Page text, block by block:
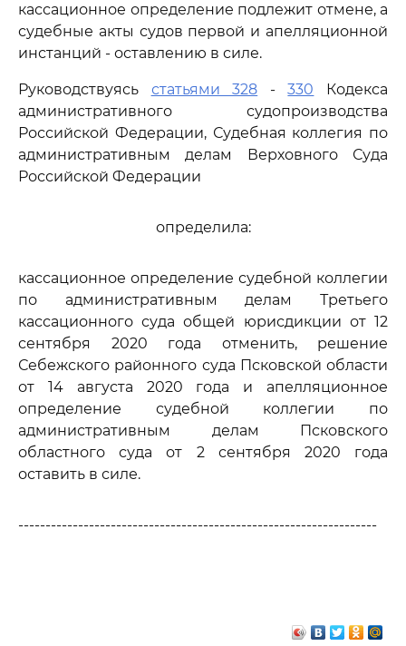
кассационное определение подлежит отмене, а
судебные акты судов первой и апелляционной
инстанций - оставлению в силе.
Руководствуясь статьями 328 -330 Кодекса
административного судопроизводства
Российской Федерации, Судебная коллегия по
административным делам Верховного Суда
Российской Федерации
определила:
кассационное определение судебной коллегии
по административным делам Третьего
кассационного суда общей юрисдикции от 12
сентября 2020 года отменить, решение
Себежского районного суда Псковской области
от 14 августа 2020 года и апелляционное
определение судебной коллегии по
административным делам Псковского
областного суда от 2 сентября 2020 года
оставить в силе.
------------------------------------------------------------------